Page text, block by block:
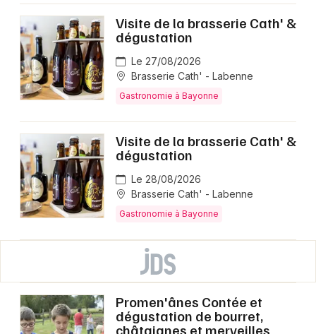
Visite de la brasserie Cath' &
dégustation
Le 27/08/2026
Brasserie Cath' - Labenne
Gastronomie à Bayonne
Visite de la brasserie Cath' &
dégustation
Le 28/08/2026
Brasserie Cath' - Labenne
Gastronomie à Bayonne
Promen'ânes Contée et
dégustation de bourret,
châtaignes et merveilles